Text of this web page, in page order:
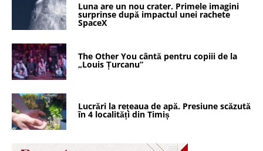
Luna are un nou crater. Primele imagini
surprinse după impactul unei rachete
SpaceX
The Other You cântă pentru copiii de la
„Louis Țurcanu”
Lucrări la rețeaua de apă. Presiune scăzută
în 4 localități din Timiș